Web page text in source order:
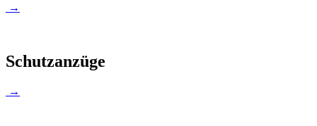
→
Schutzanzüge
→